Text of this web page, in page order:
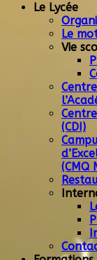
Le Lycée
Le
Vie
(CDI)
(CMQ